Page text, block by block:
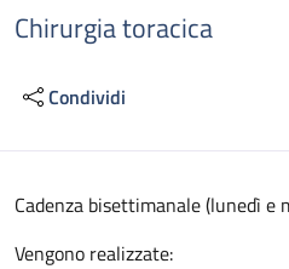
Chirurgia toracica
Condividi
Descrizione
Cadenza bisettimanale (lunedì e
Vengono realizzate: